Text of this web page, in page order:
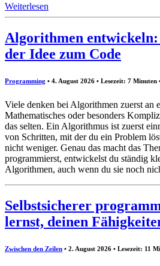
Weiterlesen
Algorithmen entwickeln:
der Idee zum Code
Programming • 4. August 2026 • Lesezeit: 7 Minuten
Viele denken bei Algorithmen zuerst an
Mathematisches oder besonders
das selten. Ein Algorithmus ist zuerst
von Schritten, mit der du ein Problem
nicht weniger. Genau das macht das
programmierst, entwickelst du ständig
Algorithmen, auch wenn du sie noch
Selbstsicherer
lernst, deinen
Zwischen den Zeilen • 2. August 2026 • Lesezeit: 11